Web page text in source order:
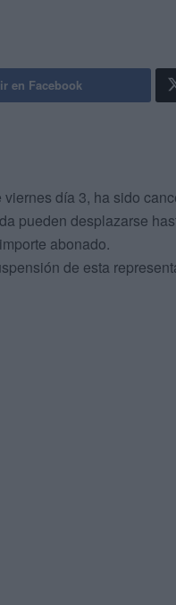
en Facebook
viernes día 3, ha sido
pueden desplazarse
abonado.
de esta